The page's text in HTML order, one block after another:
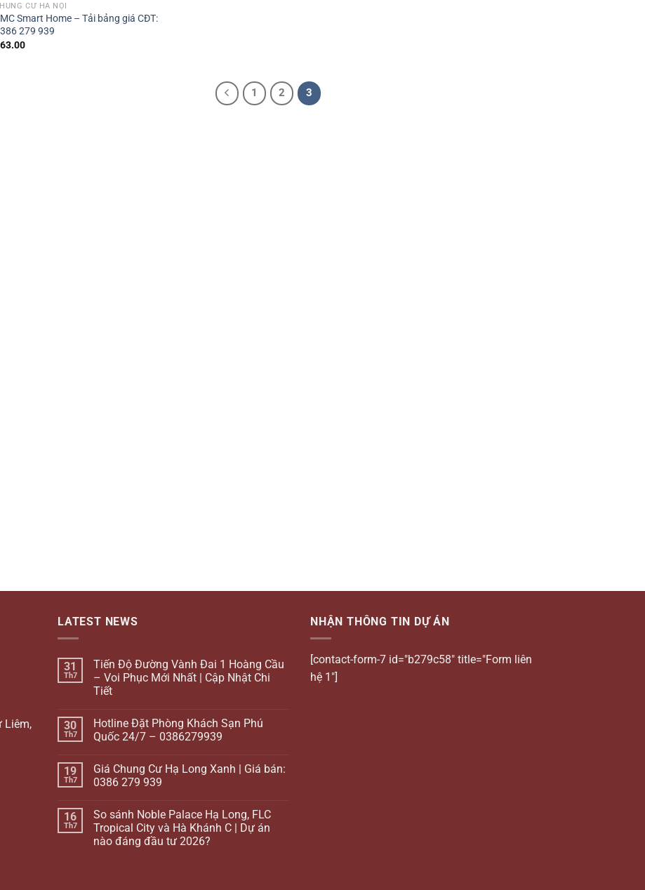
CƯ HÀ NỘI
Smart Home – Tải bảng giá CĐT:
279 939
63.00
1 2 3
Liêm,
LATEST NEWS
31
Th7
Tiến Độ Đường Vành Đai 1 Hoàng Cầu
– Voi Phục Mới Nhất | Cập Nhật Chi
Tiết
30
Th7
Hotline Đặt Phòng Khách Sạn Phú
Quốc 24/7 – 0386279939
19
Th7
Giá Chung Cư Hạ Long Xanh | Giá bán:
0386 279 939
16
Th7
So sánh Noble Palace Hạ Long, FLC
Tropical City và Hà Khánh C | Dự án
nào đáng đầu tư 2026?
NHẬN THÔNG TIN DỰ ÁN
[contact-form-7 id="b279c58" title="Form liên
hệ 1"]